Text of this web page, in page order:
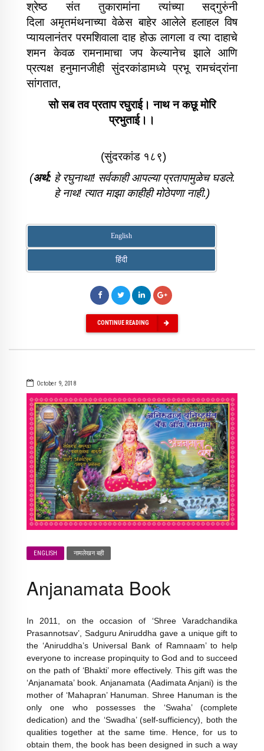
श्रेष्ठ संत तुकारामांना त्यांच्या सद्‌गुरुंनी
दिला अमृतमंथनाच्या वेळेस बाहेर आलेले हलाहल विष
प्यायलानंतर परमशिवाला दाह होऊ लागला व त्या दाहाचे
शमन केवळ रामनामाचा जप केल्यानेच झाले आणि
प्रत्यक्ष हनुमानजीही सुंदरकांडामध्ये प्रभू रामचंद्रांना
सांगतात,
सो सब तव प्रताप रघुराई। नाथ न कछू मोरि
प्रभुताई।।
(सुंदरकांड १८९)
(अर्थ: हे रघुनाथा! सर्वकाही आपल्या प्रतापामुळेच घडले.
हे नाथ! त्यात माझा काहीही मोठेपणा नाही.)
English
हिंदी
CONTINUE READING
October 9, 2018
ENGLISH नामलेखन बही
Anjanamata Book
In 2011, on the occasion of ‘Shree Varadchandika
Prasannotsav’, Sadguru Aniruddha gave a unique gift to
the ‘Aniruddha’s Universal Bank of Ramnaam’ to help
everyone to increase propinquity to God and to succeed
on the path of ‘Bhakti’ more effectively. This gift was the
‘Anjanamata’ book. Anjanamata (Aadimata Anjani) is the
mother of ‘Mahapran’ Hanuman. Shree Hanuman is the
only one who possesses the ‘Swaha’ (complete
dedication) and the ‘Swadha’ (self-sufficiency), both the
qualities together at the same time. Hence, for us to
obtain them, the book has been designed in such a way